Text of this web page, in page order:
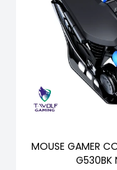
MOUSE GAMER
G530BK